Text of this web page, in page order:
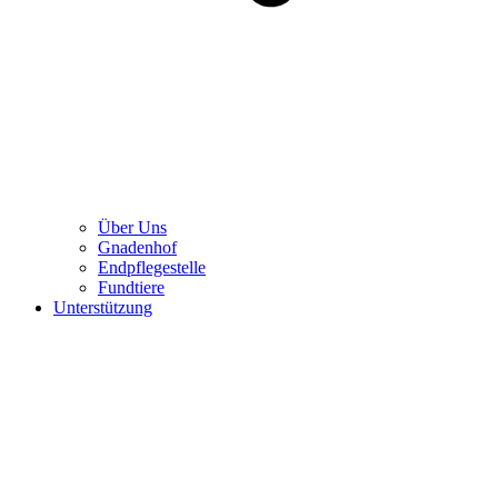
Über Uns
Gnadenhof
Endpflegestelle
Fundtiere
Unterstützung